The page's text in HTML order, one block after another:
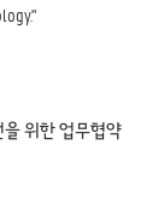
위한 업무협약